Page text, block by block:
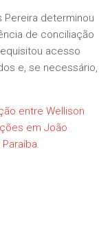
Pereira determinou
de conciliação
acesso
e, se necessário,
entre Wellison
em João
.